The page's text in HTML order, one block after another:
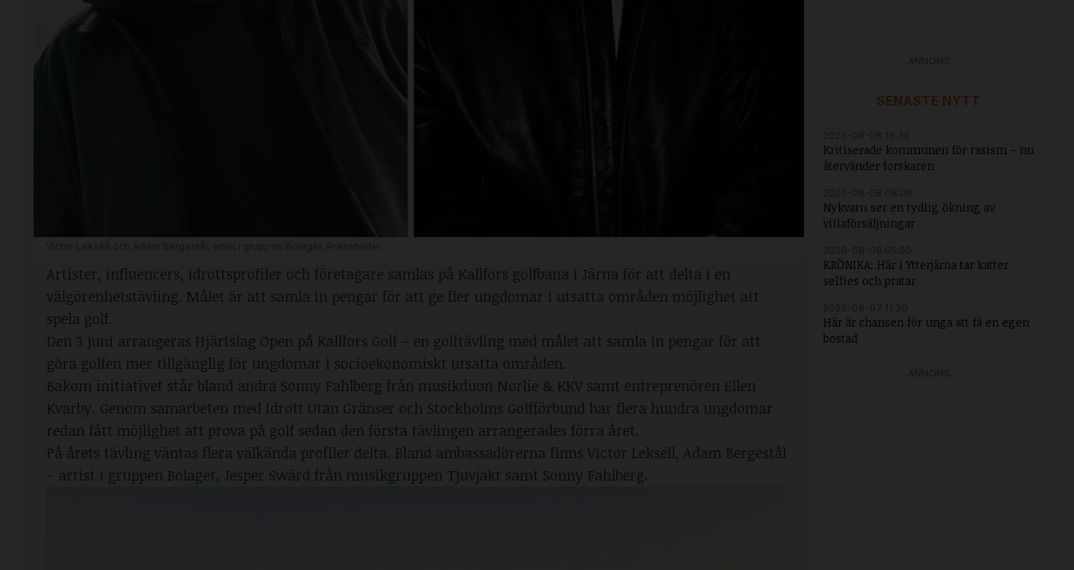
Artister, influencers, idrottsprofiler och företagare samlas på Kallfors golfbana i Järna för att delta i en
välgörenhetstävling. Målet är att samla in pengar för att ge fler ungdomar i utsatta områden möjlighet att
spela golf.
Den 3 juni arrangeras Hjärtslag Open på Kallfors Golf – en golftävling med målet att samla in pengar för att
göra golfen mer tillgänglig för ungdomar i socioekonomiskt utsatta områden.
Bakom initiativet står bland andra Sonny Fahlberg från musikduon Norlie & KKV samt entreprenören Ellen
Kvarby. Genom samarbeten med Idrott Utan Gränser och Stockholms Golfförbund har flera hundra ungdomar
redan fått möjlighet att prova på golf sedan den första tävlingen arrangerades förra året.
På årets tävling väntas flera välkända profiler delta. Bland ambassadörerna finns Victor Leksell, Adam Bergestål
– artist i gruppen Bolaget, Jesper Swärd från musikgruppen Tjuvjakt samt Sonny Fahlberg.
SENASTE NYTT
Kritiserade kommunen för rasism – nu
återvänder forskaren
Nykvarn ser en tydlig ökning av
villaförsäljningar
KRÖNIKA: Här i Ytterjärna tar katter
selfies och pratar
Här är chansen för unga att få en egen
bostad